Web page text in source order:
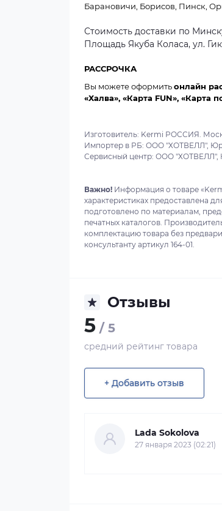
Барановичи, Борисов, Пинск,
Стоимость доставки по
Площадь Якуба Коласа, ул.
РАССРОЧКА
Вы можете оформитьонлайн
«Халва», «Карта FUN», «Карта
Изготовитель: Kermi РОССИЯ.
Импортер в РБ: ООО "ХОТВЕЛЛ", Юр.
Сервисный центр: ООО "ХОТВЕЛЛ",
Важно! Информация о товаре
характеристиках предоставлена
подготовлено по материалам,
печатных каталогов.
комплектацию товара без
консультанту артикул 164-01.
Отзывы
5 / 5
средний рейтинг товара
+ Добавить отзыв
Lada Sokolova
27 января 2023 (02:21)